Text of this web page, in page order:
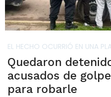
EL HECHO OCURRIÓ EN UNA
Quedaron
acusados de
para robarle